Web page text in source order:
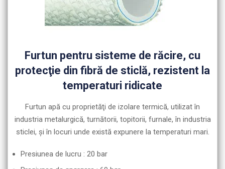
Furtun pentru sisteme de răcire, cu
protecţie din fibră de sticlă, rezistent la
temperaturi ridicate
Furtun apă cu proprietăţi de izolare termică, utilizat în
industria metalurgică, turnătorii, topitorii, furnale, în industria
sticlei, şi în locuri unde există expunere la temperaturi mari.
Presiunea de lucru : 20 bar